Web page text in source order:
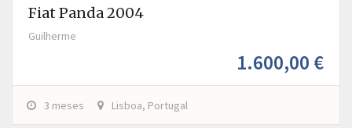
Fiat Panda 2004
Guilherme
1.600,00 €
3 meses Lisboa, Portugal